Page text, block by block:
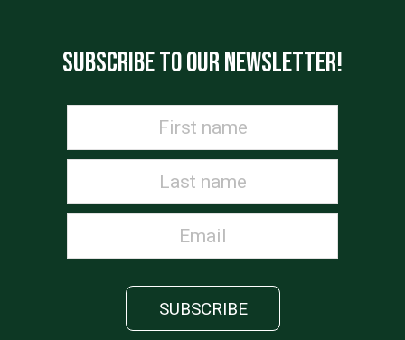
SUBSCRIBE TO OUR NEWSLETTER!